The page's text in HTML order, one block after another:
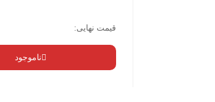
قیمت نهایی:
ناموجود